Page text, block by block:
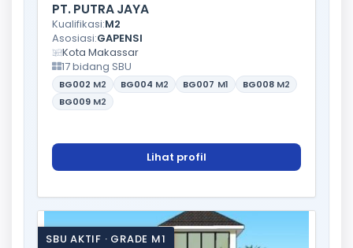
PT. PUTRA JAYA
Kualifikasi:M2
Asosiasi:GAPENSI
Kota Makassar
17 bidang SBU
BG002 M2 BG004 M2 BG007 M1 BG008 M2
BG009 M2
Lihat profil
SBU AKTIF · GRADE M1